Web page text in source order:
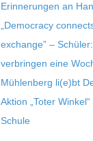
Erin­ne­run­gen an
„Demo­cracy
exch­ange” –
ver­brin­gen eine
Müh­len­berg li(e)bt
Aktion „Toter
Schule